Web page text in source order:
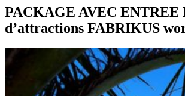
PACKAGE AVEC ENTREE
d’attractions FABRIKUS